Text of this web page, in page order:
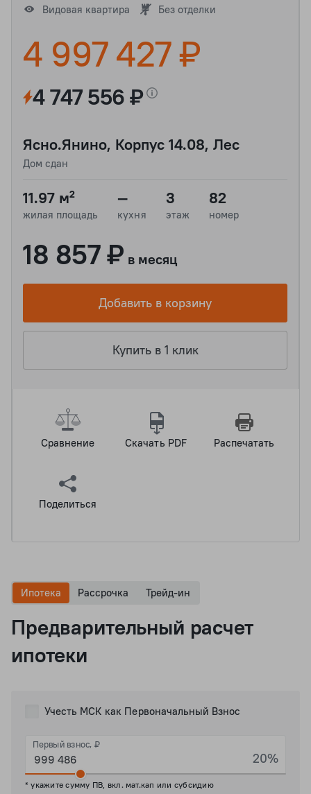
Видовая квартира Без отделки
4 997 427 ₽
4 747 556 ₽
Ясно.Янино, Корпус 14.08, Лес
Дом сдан
11.97 м²
жилая площадь
—
кухня
3
этаж
82
номер
18 857 ₽ в месяц
Добавить в корзину
Купить в 1 клик
Сравнение Скачать PDF Распечатать
Поделиться
Предварительный расчет
ипотеки
Ипотека Рассрочка Трейд-ин
Учесть МСК как Первоначальный Взнос
Первый взнос, ₽
20%
* укажите сумму ПВ, вкл. мат.кап или субсидию